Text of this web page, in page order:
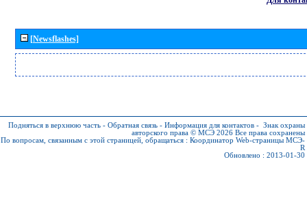
[Newsflashes]
Подняться в верхнюю часть - Обратная связь - Информация для контактов - Знак охраны
авторского права © МСЭ 2026 Все права сохранены
По вопросам, связанным с этой страницей, обращаться : Координатор Web-страницы МСЭ-
R
Обновлено : 2013-01-30